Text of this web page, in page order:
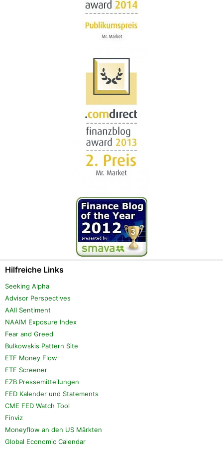
Hilfreiche Links
Seeking Alpha
Advisor Perspectives
AAII Sentiment
NAAIM Exposure Index
Fear and Greed
Bulkowskis Pattern Site
ETF Money Flow
ETF Screener
EZB Pressemitteilungen
FED Kalender und Statements
CME FED Watch Tool
Finviz
Moneyflow an den US Märkten
Global Economic Calendar